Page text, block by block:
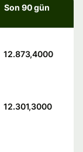
Son 90 gün
12.873,4000
12.301,3000